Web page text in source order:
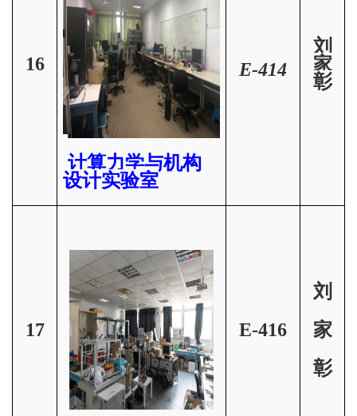
16
计算力学与机构
设计实验室
E-414
刘
家
彰
17 E-416
刘
家
彰